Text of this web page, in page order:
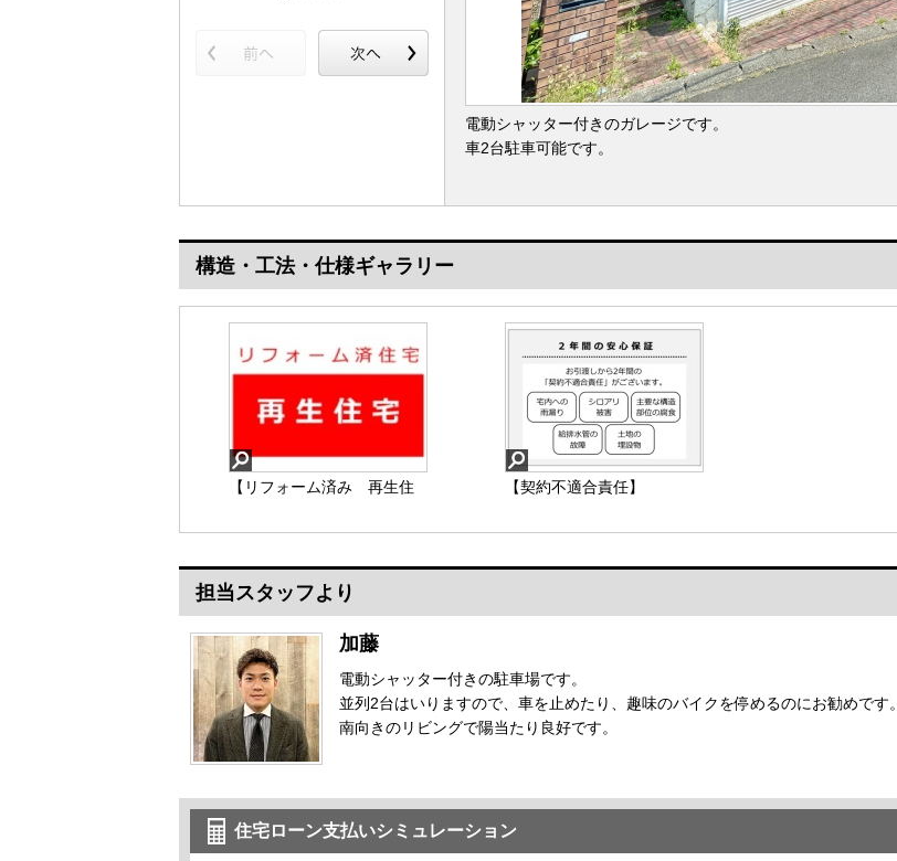
電動シャッター付きのガレージです。
車2台駐車可能です。
構造・工法・仕様ギャラリー
【リフォーム済み 再生住
【契約不適合責任】
担当スタッフより
加藤
電動シャッター付きの駐車場です。
並列2台はいりますので、車を止めたり、趣味のバイクを停めるのにお勧めです。
南向きのリビングで陽当たり良好です。
住宅ローン支払いシミュレーション